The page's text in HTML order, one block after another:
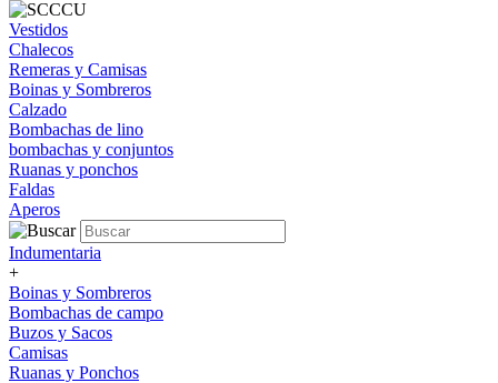
Vestidos
Chalecos
Remeras y Camisas
Boinas y Sombreros
Calzado
Bombachas de lino
bombachas y conjuntos
Ruanas y ponchos
Faldas
Aperos
Indumentaria
+
Boinas y Sombreros
Bombachas de campo
Buzos y Sacos
Camisas
Ruanas y Ponchos